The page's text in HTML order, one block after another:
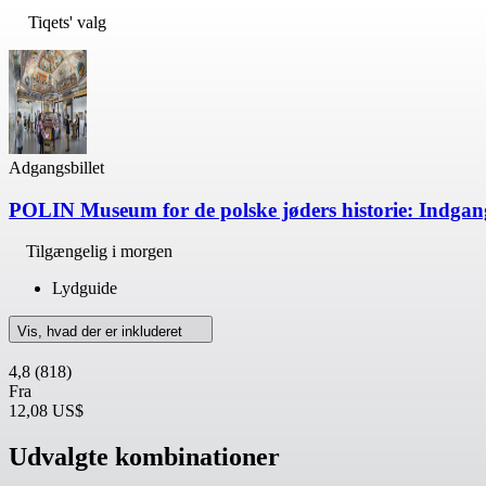
Tiqets' valg
Adgangsbillet
POLIN Museum for de polske jøders historie:
Tilgængelig i morgen
Lydguide
Vis, hvad der er inkluderet
4,8 (818)
Fra
12,08 US$
Udvalgte kombinationer